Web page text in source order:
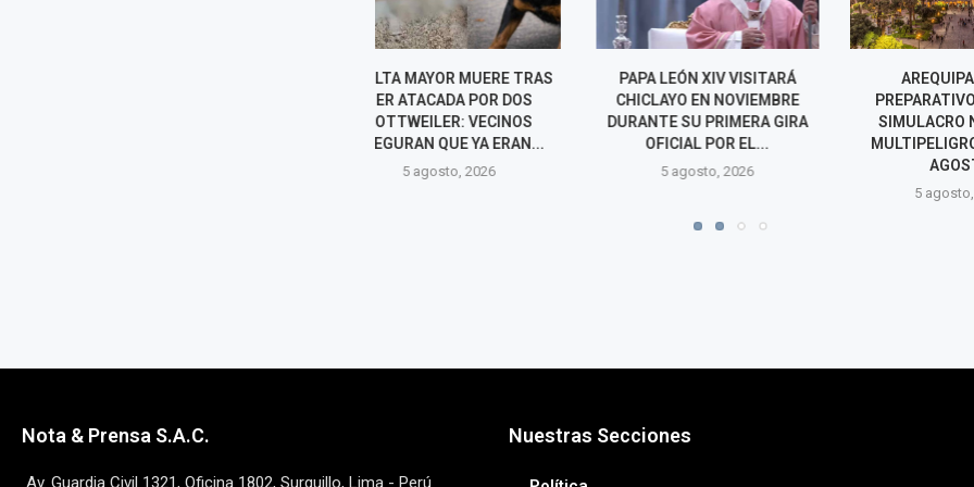
PAPA LEÓN XIV VISITARÁ
CHICLAYO EN NOVIEMBRE
DURANTE SU PRIMERA GIRA
OFICIAL POR EL...
5 agosto, 2026
AREQUIPA AFINA
PREPARATIVOS PARA EL
SIMULACRO NACIONAL
MULTIPELIGRO DEL 14 DE
AGOSTO
AGRO
MÁS DE
OCHO
5
Nota & Prensa S.A.C.
Av. Guardia Civil 1321, Oficina 1802, Surquillo, Lima - Perú
Nuestras Secciones